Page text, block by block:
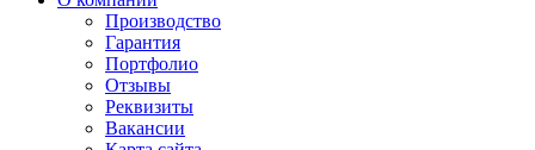
Производство
Гарантия
Портфолио
Отзывы
Реквизиты
Вакансии